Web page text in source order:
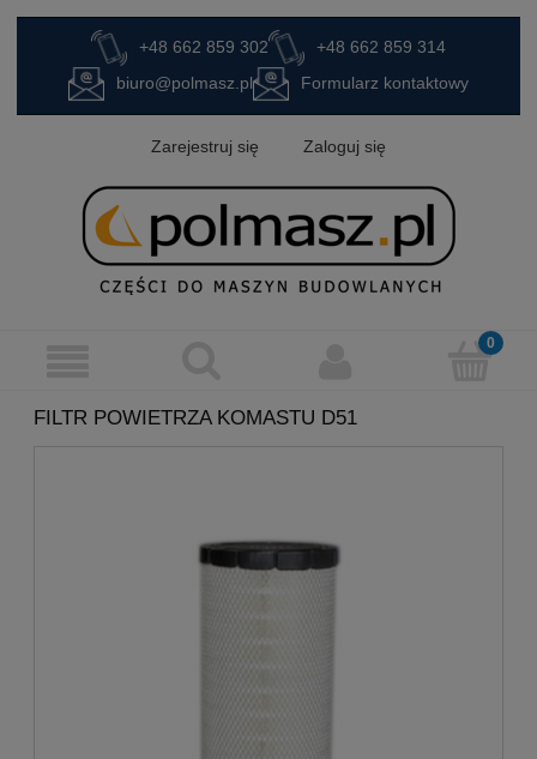
+48 662 859 302
+48 662 859 314
biuro@polmasz.pl
Formularz kontaktowy
Zarejestruj się Zaloguj się
FILTR POWIETRZA KOMASTU D51